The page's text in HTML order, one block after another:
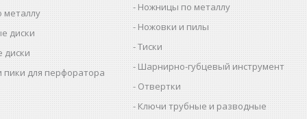
металлу
диски
диски
пики для перфоратора
Ножницы по металлу
Ножовки и пилы
Тиски
Шарнирно-губцевый инструмент
Отвертки
Ключи трубные и разводные